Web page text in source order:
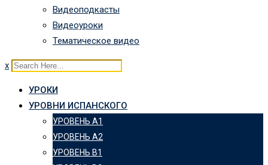
Видеоподкасты
Видеоуроки
Тематическое видео
x
УРОКИ
УРОВНИ ИСПАНСКОГО
УРОВЕНЬ А1
УРОВЕНЬ А2
УРОВЕНЬ B1